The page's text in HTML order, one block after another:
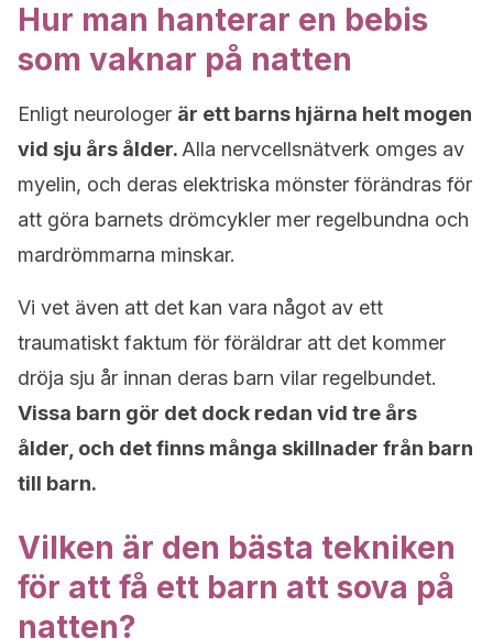
Hur man hanterar en bebis
som vaknar på natten
Enligt neurologer är ett barns hjärna helt mogen
vid sju års ålder. Alla nervcellsnätverk omges av
myelin, och deras elektriska mönster förändras för
att göra barnets drömcykler mer regelbundna och
mardrömmarna minskar.
Vi vet även att det kan vara något av ett
traumatiskt faktum för föräldrar att det kommer
dröja sju år innan deras barn vilar regelbundet.
Vissa barn gör det dock redan vid tre års
ålder, och det finns många skillnader från barn
till barn.
Vilken är den bästa tekniken
för att få ett barn att sova på
natten?